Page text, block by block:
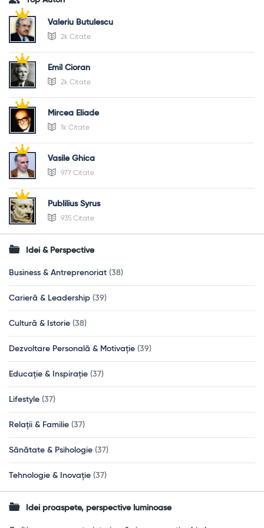
Valeriu Butulescu
2k Citate
Emil Cioran
2k Citate
Mircea Eliade
1k Citate
Vasile Ghica
977 Citate
Publilius Syrus
935 Citate
Idei & Perspective
Business & Antreprenoriat (38)
Carieră & Leadership (39)
Cultură & Istorie (38)
Dezvoltare Personală & Motivație (39)
Educație & Inspirație (37)
Lifestyle (37)
Relații & Familie (37)
Sănătate & Psihologie (37)
Tehnologie & Inovație (37)
Idei proaspete, perspective luminoase